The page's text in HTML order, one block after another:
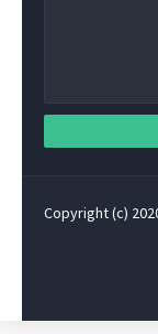
Copyright (c)